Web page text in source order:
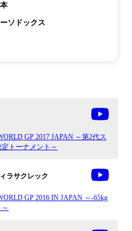
ソドックス
GP 2017 JAPAN ～第2代ス
トーナメント～
ラサクレック
GP 2016 IN JAPAN ～-65kg